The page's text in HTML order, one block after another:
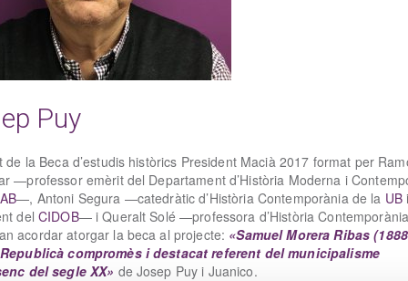
Puy
de la Beca d’estudis històrics President Macià 2017 format per
—professor emèrit del Departament d’Història Moderna i
—, Antoni Segura —catedràtic d’Història Contemporània de la UB
del CIDOB— i Queralt Solé —professora d’Història
acordar atorgar la beca al projecte: «Samuel Morera Ribas
compromès i destacat referent del municipalisme
del segle XX» de Josep Puy i Juanico.